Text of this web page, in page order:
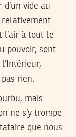
vide au
relativement
l’air à tout le
pouvoir, sont
pas rien.
mais
ne s’y trompe
que nous